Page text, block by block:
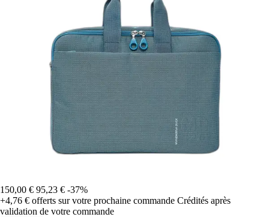
150,00 € 95,23 € -37%
+4,76 € offerts sur votre prochaine commande Crédités après
validation de votre commande